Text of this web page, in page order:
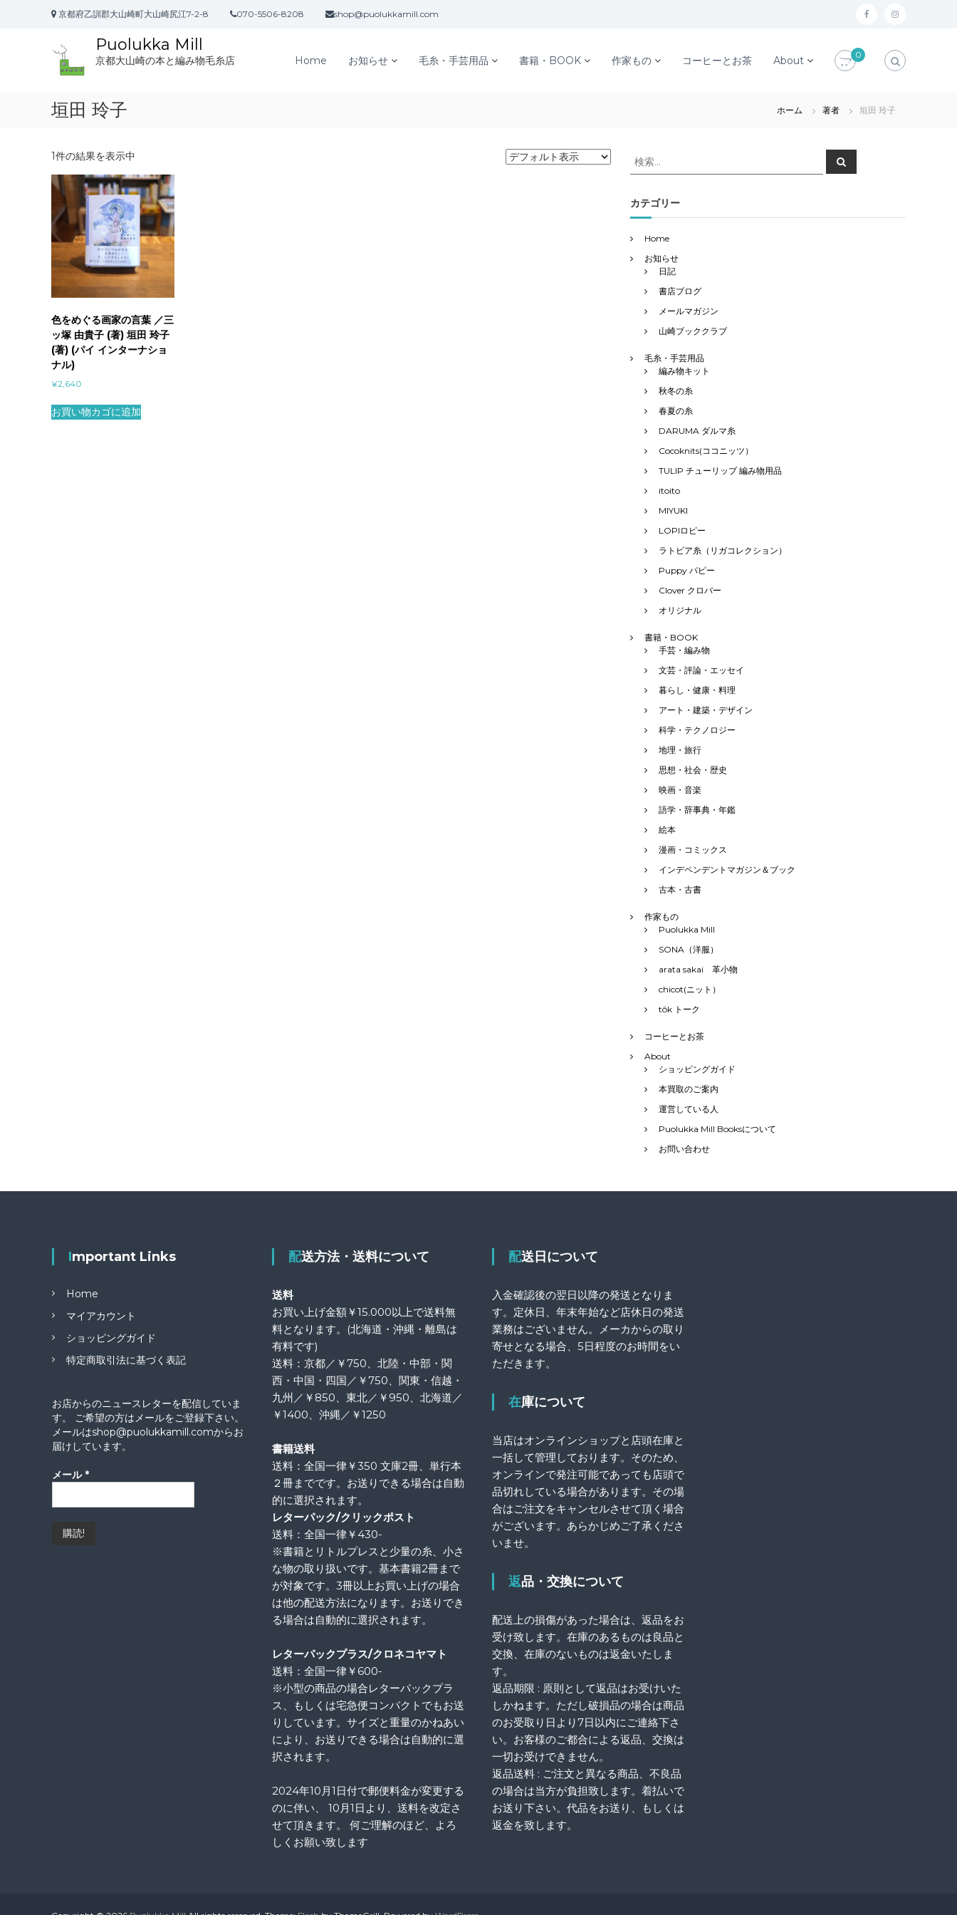
京都府乙訓郡大山崎町大山崎尻江7-2-8 070-5506-8208 shop@puolukkamill.com f i
Puolukka Mill
京都大山崎の本と編み物毛糸店 Home お知らせ 毛糸・手芸用品 書籍・BOOK 作家もの コーヒーとお茶 About 0
垣田 玲子 ホーム 著者 垣田 玲子
1件の結果を表示中
色をめぐる画家の言葉 ／三
ッ塚 由貴子 (著) 垣田 玲子
(著) (パイ インターナショ
ナル)
¥2,640
お買い物カゴに追加
検
索
象
:
検
索
カテゴリー
Home
お知らせ
日記
書店ブログ
メールマガジン
山崎ブッククラブ
毛糸・手芸用品
編み物キット
秋冬の糸
春夏の糸
DARUMA ダルマ糸
Cocoknits(ココニッツ）
TULIP チューリップ 編み物用品
itoito
MIYUKI
LOPIロピー
ラトビア糸（リガコレクション）
Puppy パピー
Clover クロバー
オリジナル
書籍・BOOK
手芸・編み物
文芸・評論・エッセイ
暮らし・健康・料理
アート・建築・デザイン
科学・テクノロジー
地理・旅行
思想・社会・歴史
映画・音楽
語学・辞事典・年鑑
絵本
漫画・コミックス
インデペンデントマガジン＆ブック
古本・古書
作家もの
Puolukka Mill
SONA（洋服）
arata sakai 革小物
chicot(ニット）
tôk トーク
コーヒーとお茶
About
ショッピングガイド
本買取のご案内
運営している人
Puolukka Mill Booksについて
お問い合わせ
Important Links
Home
マイアカウント
ショッピングガイド
特定商取引法に基づく表記
お店からのニュースレターを配信していま
す。 ご希望の方はメールをご登録下さい。
メールはshop@puolukkamill.comからお
届けしています。
メール *
配送方法・送料について
送料
お買い上げ金額￥15.000以上で送料無
料となります。(北海道・沖縄・離島は
有料です)
送料：京都／￥750、北陸・中部・関
西・中国・四国／￥750、関東・信越・
九州／￥850、東北／￥950、北海道／
￥1400、沖縄／￥1250
書籍送料
送料：全国一律￥350 文庫2冊、単行本
２冊までです。お送りできる場合は自動
的に選択されます。
レターパック/クリックポスト
送料：全国一律￥430-
※書籍とリトルプレスと少量の糸、小さ
な物の取り扱いです。基本書籍2冊まで
が対象です。3冊以上お買い上げの場合
は他の配送方法になります。お送りでき
る場合は自動的に選択されます。
レターパックプラス/クロネコヤマト
送料：全国一律￥600-
※小型の商品の場合レターパックプラ
ス、もしくは宅急便コンパクトでもお送
りしています。サイズと重量のかねあい
により、お送りできる場合は自動的に選
択されます。
2024年10月1日付で郵便料金が変更する
のに伴い、 10月1日より、送料を改定さ
せて頂きます。 何ご理解のほど、よろ
しくお願い致します
配送日について
入金確認後の翌日以降の発送となりま
す。定休日、年末年始など店休日の発送
業務はございません。メーカからの取り
寄せとなる場合、5日程度のお時間をい
ただきます。
在庫について
当店はオンラインショップと店頭在庫と
一括して管理しております。そのため、
オンラインで発注可能であっても店頭で
品切れしている場合があります。その場
合はご注文をキャンセルさせて頂く場合
がございます。あらかじめご了承くださ
いませ。
返品・交換について
配送上の損傷があった場合は、返品をお
受け致します。在庫のあるものは良品と
交換、在庫のないものは返金いたしま
す。
返品期限 : 原則として返品はお受けいた
しかねます。ただし破損品の場合は商品
のお受取り日より7日以内にご連絡下さ
い。お客様のご都合による返品、交換は
一切お受けできません。
返品送料 : ご注文と異なる商品、不良品
の場合は当方が負担致します。着払いで
お送り下さい。代品をお送り、もしくは
返金を致します。